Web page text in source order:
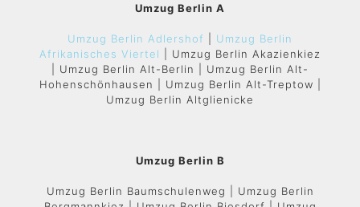
Umzug Berlin A
Umzug Berlin Adlershof
Umzug Berlin
Afrikanisches Viertel
| Umzug Berlin Akazienkiez
| Umzug Berlin Alt-Berlin | Umzug Berlin Alt-
Hohenschönhausen | Umzug Berlin Alt-Treptow |
Umzug Berlin Altglienicke
Umzug Berlin B
Umzug Berlin Baumschulenweg | Umzug Berlin